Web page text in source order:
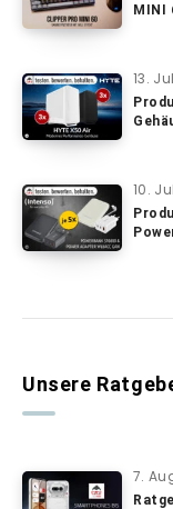
MINI
13.
10.
Unsere
7.